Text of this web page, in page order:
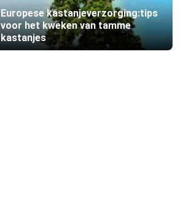
Europese kastanjeverzorging:tips
voor het kweken van tamme
kastanjes